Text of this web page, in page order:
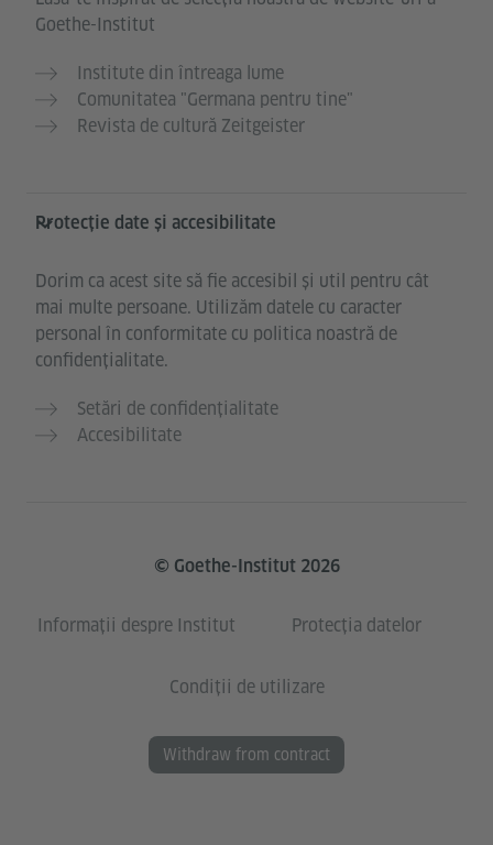
Goethe-Institut
Institute din întreaga lume
Comunitatea "Germana pentru tine"
Revista de cultură Zeitgeister
Protecție date și accesibilitate
Dorim ca acest site să fie accesibil și util pentru cât
mai multe persoane. Utilizăm datele cu caracter
personal în conformitate cu politica noastră de
confidențialitate.
Setări de confidențialitate
Accesibilitate
© Goethe-Institut 2026
Informații despre Institut Protecția datelor
Condiții de utilizare
Withdraw from contract